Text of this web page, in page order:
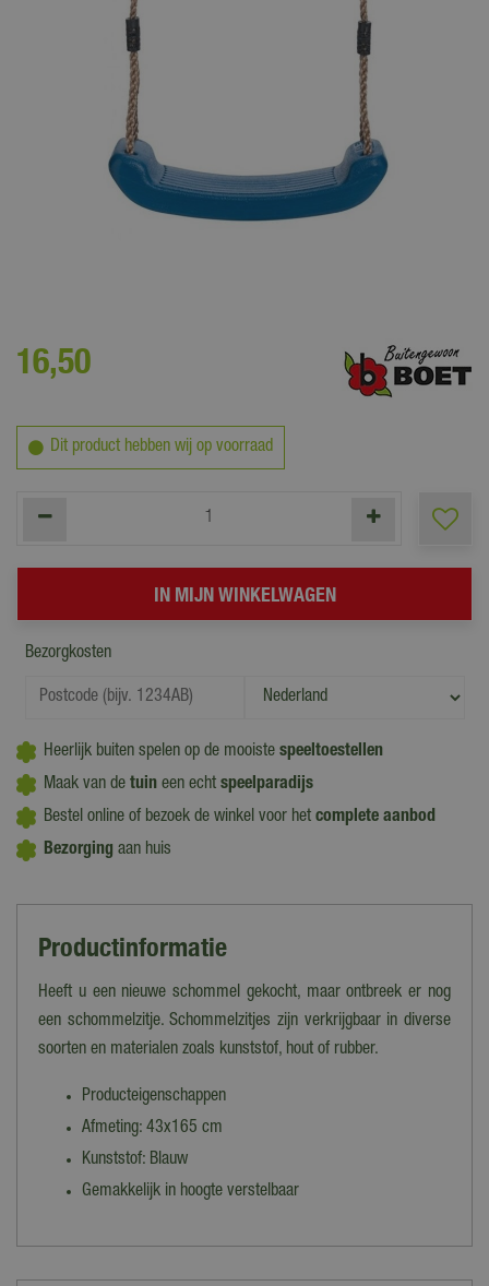
16,50
Dit product hebben wij op voorraad
Bezorgkosten
Heerlijk buiten spelen op de mooiste speeltoestellen
Maak van de tuin een echt speelparadijs
Bestel online of bezoek de winkel voor het complete aanbod
Bezorging aan huis
Productinformatie
Heeft u een nieuwe schommel gekocht, maar ontbreek er nog
een schommelzitje. Schommelzitjes zijn verkrijgbaar in diverse
soorten en materialen zoals kunststof, hout of rubber.
Producteigenschappen
Afmeting: 43x165 cm
Kunststof: Blauw
Gemakkelijk in hoogte verstelbaar